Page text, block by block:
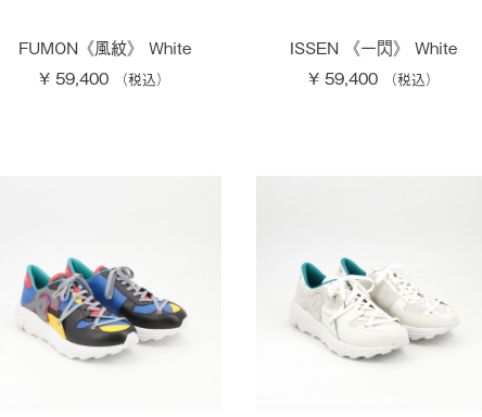
FUMON《風紋》 White
¥ 59,400
ISSEN 《一閃》 White
¥ 59,400